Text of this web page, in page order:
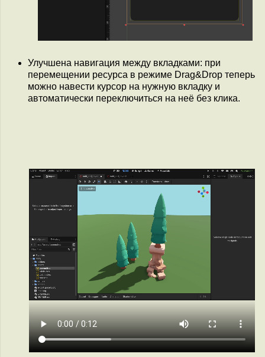
Улучшена навигация между вкладками: при
перемещении ресурса в режиме Drag&Drop теперь
можно навести курсор на нужную вкладку и
автоматически переключиться на неё без клика.